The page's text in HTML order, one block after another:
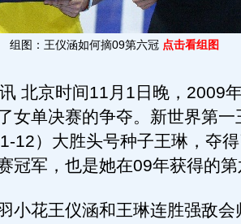
组图：王仪涵如何摘09第六冠 点击看组图
北京时间11月1日晚，2009
女单决赛的争夺。新世界第一
12）大胜头号种子王琳，夺
冠军，也是她在09年获得的
花王仪涵和王琳连胜强敌会